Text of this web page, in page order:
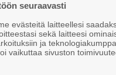
euroviisulta.
voittanut koko
Siegfridsin
seuraavasti
evästeitä laitteellesi
sekä laitteesi
ja
vaikuttaa sivuston